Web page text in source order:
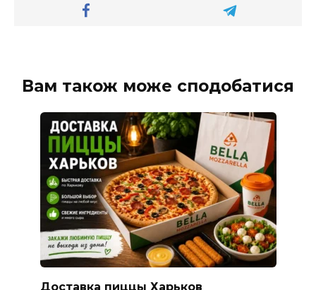
Вам також може сподобатися
Доставка пиццы Харьков